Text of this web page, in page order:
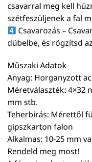
csavarral meg kell
szétfeszüljenek a fal
Csavarozás –
dübelbe, és rögzítsd
Műszaki Adatok
Anyag: Horganyzott
Méretválaszték: 4×32
mm stb.
Teherbírás: Mérettől
gipszkarton falon
Alkalmas: 10-25 mm
Rendeld meg most!